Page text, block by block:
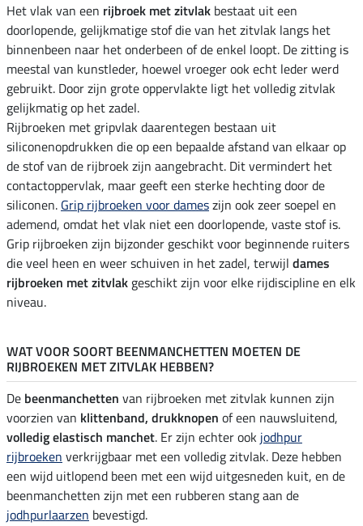
Het vlak van een rijbroek met zitvlak bestaat uit een
doorlopende, gelijkmatige stof die van het zitvlak langs het
binnenbeen naar het onderbeen of de enkel loopt. De zitting is
meestal van kunstleder, hoewel vroeger ook echt leder werd
gebruikt. Door zijn grote oppervlakte ligt het volledig zitvlak
gelijkmatig op het zadel.
Rijbroeken met gripvlak daarentegen bestaan uit
siliconenopdrukken die op een bepaalde afstand van elkaar op
de stof van de rijbroek zijn aangebracht. Dit vermindert het
contactoppervlak, maar geeft een sterke hechting door de
siliconen. Grip rijbroeken voor dameszijn ook zeer soepel en
ademend, omdat het vlak niet een doorlopende, vaste stof is.
Grip rijbroeken zijn bijzonder geschikt voor beginnende ruiters
die veel heen en weer schuiven in het zadel, terwijl dames
rijbroeken met zitvlak geschikt zijn voor elke rijdiscipline en elk
niveau.
WAT VOOR SOORT BEENMANCHETTEN MOETEN DE
RIJBROEKEN MET ZITVLAK HEBBEN?
De beenmanchetten van rijbroeken met zitvlak kunnen zijn
voorzien van klittenband, drukknopen of een nauwsluitend,
volledig elastisch manchet. Er zijn echter ook jodhpur
rijbroeken verkrijgbaar met een volledig zitvlak. Deze hebben
een wijd uitlopend been met een wijd uitgesneden kuit, en de
beenmanchetten zijn met een rubberen stang aan de
jodhpurlaarzen bevestigd.